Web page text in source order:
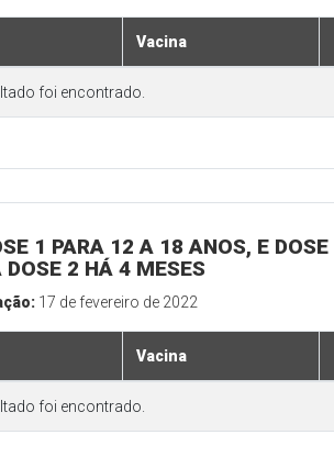
Vacina
foi encontrado.
1 PARA 12 A 18 ANOS, E
2 HÁ 4 MESES
17 de fevereiro de 2022
Vacina
foi encontrado.